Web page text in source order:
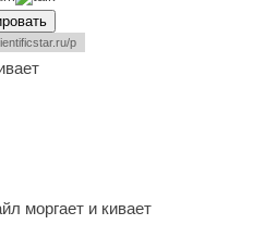
моргает и кивает